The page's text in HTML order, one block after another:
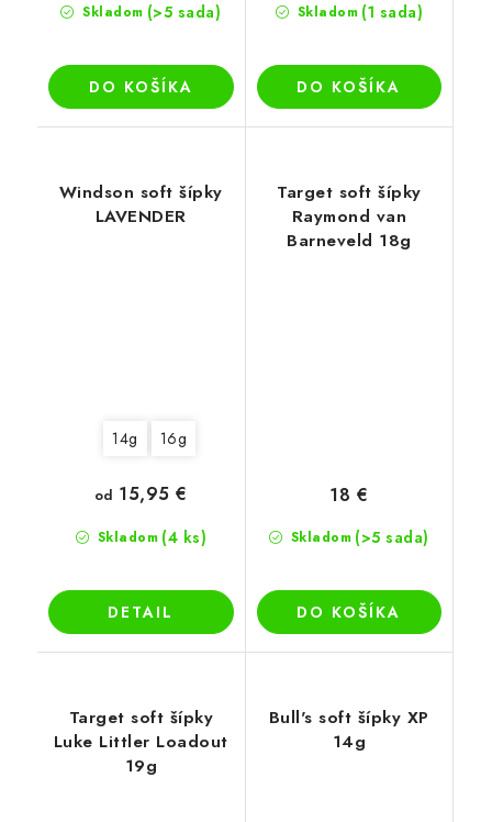
Skladom (>5 sada)
DO KOŠÍKA
Skladom (1 sada)
DO KOŠÍKA
Windson soft šípky
LAVENDER
14g 16g
Skladom (4 ks)
od 15,95 €
DETAIL
Target soft šípky
Raymond van
Barneveld 18g
Skladom (>5 sada)
18 €
DO KOŠÍKA
Target soft šípky
Luke Littler Loadout
19g
Bull's soft šípky XP
14g